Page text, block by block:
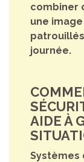
combiner
une
journée.
AIDE À
Systèmes